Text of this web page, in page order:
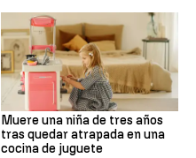
Muere una niña de tres años
tras quedar atrapada en una
cocina de juguete